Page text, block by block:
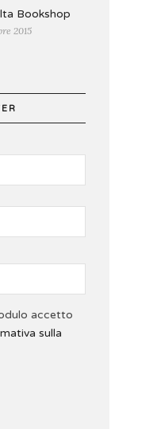
Bookshop
2015
accetto
sulla